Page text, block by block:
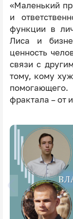
«Маленький
и
функции в
Лиса и
ценность
связи с
тому, кому
фрактала – от